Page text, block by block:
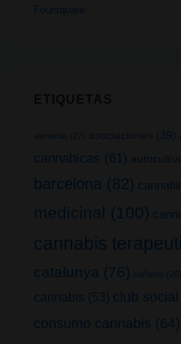
Foursquare
alemania (27) asociaciones (39)
cannabicas (61)
barcelona (82)
medicinal (100)
cannabis
catalunya (76) cañamo (26)
cannabis (53) club
consumo cannabis (64)